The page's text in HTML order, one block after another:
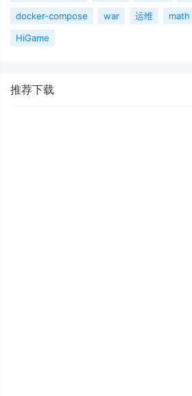
docker-compose
war 运维 math
HiGame
推荐下载